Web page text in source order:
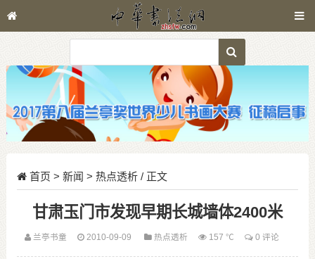
首页 > 新闻 > 热点透析/ 正文
甘肃玉门市发现早期长城墙体2400米
兰亭书童 2010-09-09 热点透析 157 ℃ 0 评论